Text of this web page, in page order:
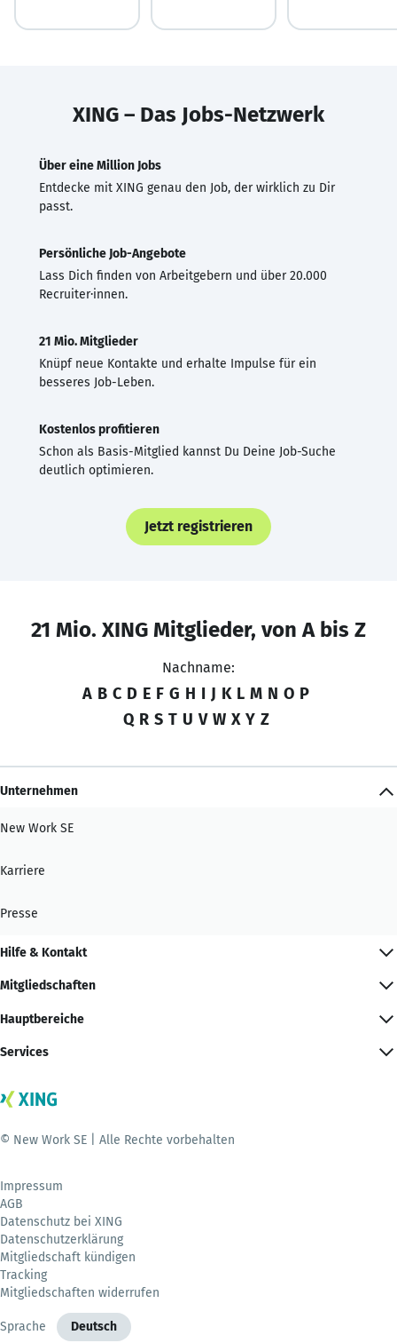
XING – Das Jobs-Netzwerk
Über eine Million Jobs
Entdecke mit XING genau den Job, der wirklich zu Dir
passt.
Persönliche Job-Angebote
Lass Dich finden von Arbeitgebern und über 20.000
Recruiter·innen.
21 Mio. Mitglieder
Knüpf neue Kontakte und erhalte Impulse für ein
besseres Job-Leben.
Kostenlos profitieren
Schon als Basis-Mitglied kannst Du Deine Job-Suche
deutlich optimieren.
Jetzt registrieren
21 Mio. XING Mitglieder, von A bis Z
Nachname:
A B C D E F G H I J K L M N O P
Q R S T U V W X Y Z
Unternehmen
New Work SE
Karriere
Presse
Hilfe & Kontakt
Mitgliedschaften
Hauptbereiche
Services
© New Work SE | Alle Rechte vorbehalten
Impressum
AGB
Datenschutz bei XING
Datenschutzerklärung
Mitgliedschaft kündigen
Tracking
Mitgliedschaften widerrufen
Sprache Deutsch